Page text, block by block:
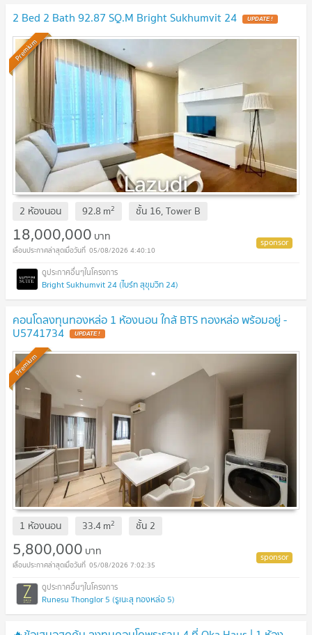
2 Bed 2 Bath 92.87 SQ.M Bright Sukhumvit 24 UPDATE !
Premium
2 ห้องนอน 92.8m2 ชั้น 16, Tower B
18,000,000 บาท
05/08/2026 4:40:10
Bright Sukhumvit 24 (ไบร์ท สุขุมวิท 24)
คอนโดลงทุนทองหล่อ 1 ห้องนอน ใกล้ BTS ทองหล่อ พร้อมอยู่ -
U5741734 UPDATE !
Premium
1 ห้องนอน 33.4m2 ชั้น 2
5,800,000 บาท
05/08/2026 7:02:35
Runesu Thonglor 5 (รูเนะสุ ทองหล่อ 5)